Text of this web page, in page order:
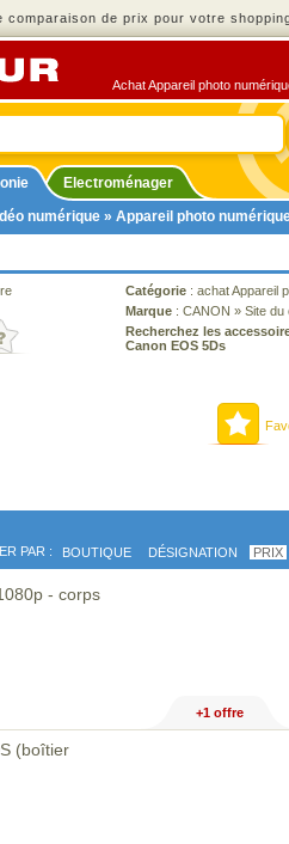
de prix pour votre
Achat Appareil photo
Electroménager
numérique » Appareil photo
Catégorie : achat Appareil
Marque : CANON » Site du
Recherchez les
Canon EOS 5Ds
PAR : BOUTIQUE DÉSIGNATION PRIX
- corps
+1 offre
(boîtier